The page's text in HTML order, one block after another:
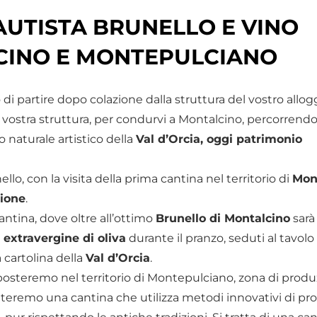
BRUNELLO E VINO
E MONTEPULCIANO
partire dopo colazione dalla struttura del vostro
struttura, per condurvi a Montalcino,
naturale artistico dellaVal d’Orcia, oggi patrimonio
con la visita della prima cantina nel territorio di
.
dove oltre all’ottimo Brunello di Montalcino
extravergine di oliva durante il pranzo, seduti al
cartolina dellaVal d’Orcia.
nel territorio di Montepulciano, zona di
una cantina che utilizza metodi innovativi di